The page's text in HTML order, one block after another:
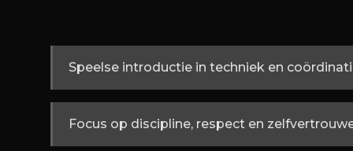
Speelse introductie in techniek en
Focus op discipline, respect en